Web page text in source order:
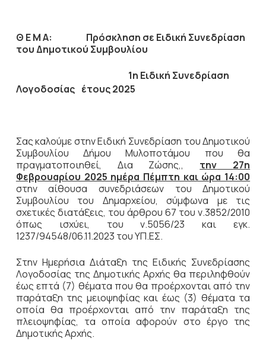
Θ Ε Μ Α: Πρόσκληση σε Ειδική Συνεδρίαση
του Δημοτικού Συμβουλίου
1η Ειδική Συνεδρίαση
Λογοδοσίας έτους 2025
Σας καλούμε στην Ειδική Συνεδρίαση του Δημοτικού
Συμβουλίου Δήμου Μυλοποτάμου που θα
πραγματοποιηθεί, Δια Ζώσης,,
την
27η
Φεβρουαρίου 2025 ημέρα Πέμπτη και ώρα 14:00
στην αίθουσα συνεδριάσεων του Δημοτικού
Συμβουλίου του Δημαρχείου, σύμφωνα με τις
σχετικές διατάξεις, του άρθρου 67 του ν.3852/2010
όπως ισχύει, του ν.5056/23 και εγκ.
1237/94548/06.11.2023 του ΥΠ.ΕΣ.
Στην Ημερήσια Διάταξη της Ειδικής Συνεδρίασης
Λογοδοσίας της Δημοτικής Αρχής θα περιληφθούν
έως επτά (7) θέματα που θα προέρχονται από την
παράταξη της μειοψηφίας και έως (3) θέματα τα
οποία θα προέρχονται από την παράταξη της
πλειοψηφίας, τα οποία αφορούν στο έργο της
Δημοτικής Αρχής.